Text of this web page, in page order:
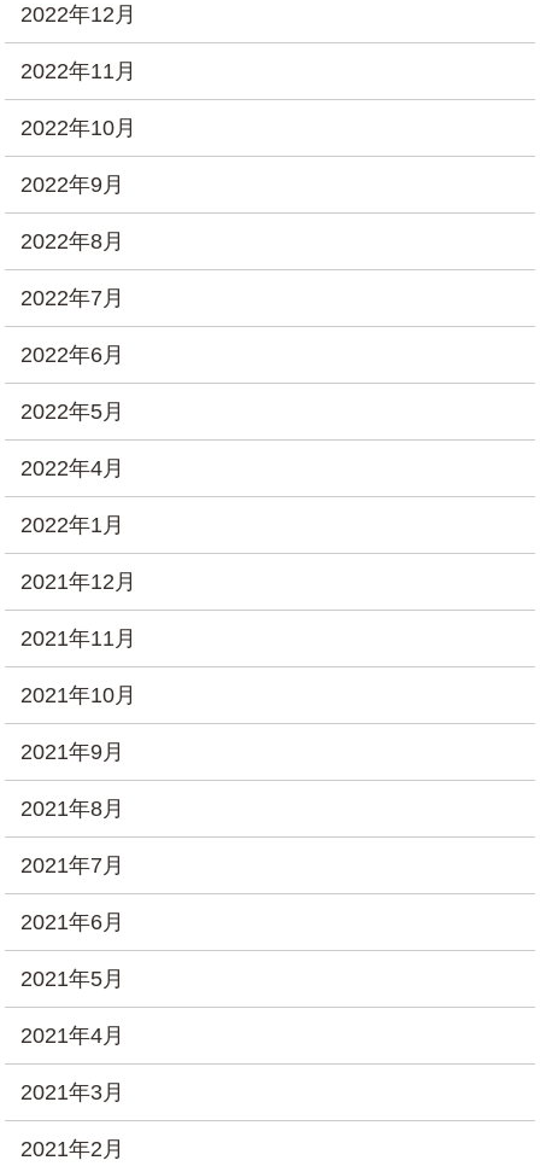
2022年12月
2022年11月
2022年10月
2022年9月
2022年8月
2022年7月
2022年6月
2022年5月
2022年4月
2022年1月
2021年12月
2021年11月
2021年10月
2021年9月
2021年8月
2021年7月
2021年6月
2021年5月
2021年4月
2021年3月
2021年2月